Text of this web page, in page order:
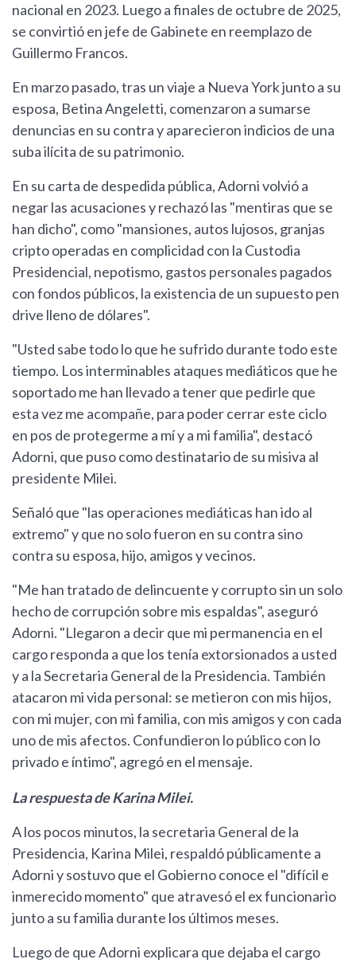
nacional en 2023. Luego a finales de octubre de 2025,
se convirtió en jefe de Gabinete en reemplazo de
Guillermo Francos.
En marzo pasado, tras un viaje a Nueva York junto a su
esposa, Betina Angeletti, comenzaron a sumarse
denuncias en su contra y aparecieron indicios de una
suba ilícita de su patrimonio.
En su carta de despedida pública, Adorni volvió a
negar las acusaciones y rechazó las "mentiras que se
han dicho", como "mansiones, autos lujosos, granjas
cripto operadas en complicidad con la Custodia
Presidencial, nepotismo, gastos personales pagados
con fondos públicos, la existencia de un supuesto pen
drive lleno de dólares".
"Usted sabe todo lo que he sufrido durante todo este
tiempo. Los interminables ataques mediáticos que he
soportado me han llevado a tener que pedirle que
esta vez me acompañe, para poder cerrar este ciclo
en pos de protegerme a mí y a mi familia", destacó
Adorni, que puso como destinatario de su misiva al
presidente Milei.
Señaló que "las operaciones mediáticas han ido al
extremo" y que no solo fueron en su contra sino
contra su esposa, hijo, amigos y vecinos.
"Me han tratado de delincuente y corrupto sin un solo
hecho de corrupción sobre mis espaldas", aseguró
Adorni. "Llegaron a decir que mi permanencia en el
cargo responda a que los tenía extorsionados a usted
y a la Secretaria General de la Presidencia. También
atacaron mi vida personal: se metieron con mis hijos,
con mi mujer, con mi familia, con mis amigos y con cada
uno de mis afectos. Confundieron lo público con lo
privado e íntimo", agregó en el mensaje.
La respuesta de Karina Milei.
A los pocos minutos, la secretaria General de la
Presidencia, Karina Milei, respaldó públicamente a
Adorni y sostuvo que el Gobierno conoce el "difícil e
inmerecido momento" que atravesó el ex funcionario
junto a su familia durante los últimos meses.
Luego de que Adorni explicara que dejaba el cargo